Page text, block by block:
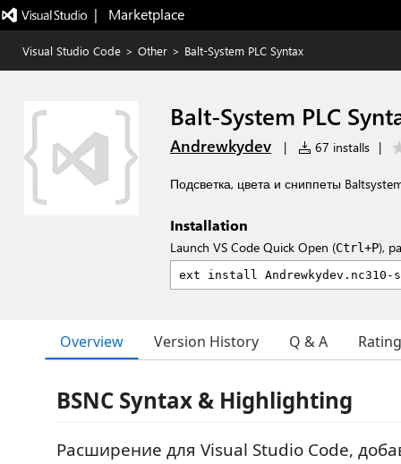
|   Marketplace
Visual Studio Code > Other > Balt-System PLC Syntax
Balt-System PLC
Andrewkydev | 67 installs |
Подсветка, цвета и сниппеты
Installation
Launch VS Code Quick Open (Ctrl+P),
Overview Version History Q & A
BSNC Syntax & Highlighting
Расширение для Visual Studio Code,